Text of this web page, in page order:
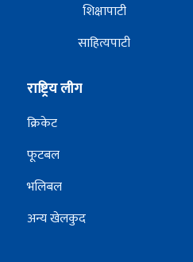
शिक्षापाटी
साहित्यपाटी
राष्ट्रिय लीग
क्रिकेट
फूटबल
भलिबल
अन्य खेलकुद